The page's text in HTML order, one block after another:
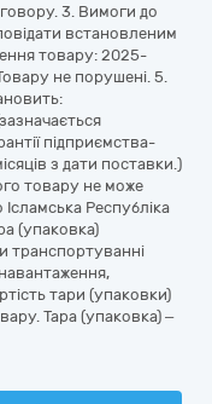
3. Вимоги до
встановленим
товару: 2025-
не порушені. 5.
підприємства-
з дати поставки.)
товару не може
Республіка
(упаковка)
транспортуванні
тари (упаковки)
Тара (упаковка) –